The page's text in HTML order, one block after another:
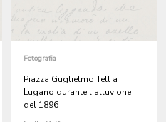
Fotografia
Piazza Guglielmo Tell a
Lugano durante l'alluvione
del 1896